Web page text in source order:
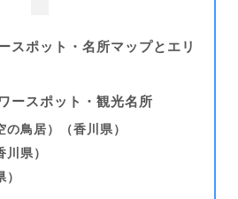
スポット・名所マップとエリ
ースポット・観光名所
の鳥居）（香川県）
県）